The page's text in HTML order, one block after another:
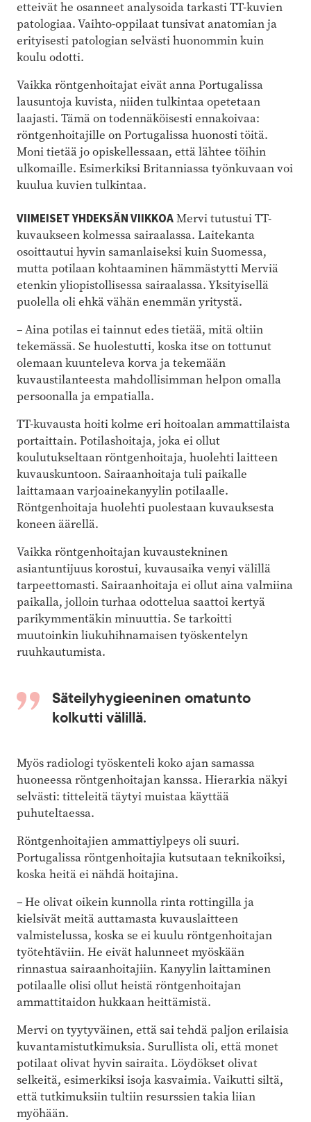
etteivät he osanneet analysoida tarkasti TT-kuvien
patologiaa. Vaihto-oppilaat tunsivat anatomian ja
erityisesti patologian selvästi huonommin kuin
koulu odotti.
Vaikka röntgenhoitajat eivät anna Portugalissa
lausuntoja kuvista, niiden tulkintaa opetetaan
laajasti. Tämä on todennäköisesti ennakoivaa:
röntgenhoitajille on Portugalissa huonosti töitä.
Moni tietää jo opiskellessaan, että lähtee töihin
ulkomaille. Esimerkiksi Britanniassa työnkuvaan voi
kuulua kuvien tulkintaa.
VIIMEISET YHDEKSÄN VIIKKOAMervi tutustui TT-
kuvaukseen kolmessa sairaalassa. Laitekanta
osoittautui hyvin samanlaiseksi kuin Suomessa,
mutta potilaan kohtaaminen hämmästytti Merviä
etenkin yliopistollisessa sairaalassa. Yksityisellä
puolella oli ehkä vähän enemmän yritystä.
– Aina potilas ei tainnut edes tietää, mitä oltiin
tekemässä. Se huolestutti, koska itse on tottunut
olemaan kuunteleva korva ja tekemään
kuvaustilanteesta mahdollisimman helpon omalla
persoonalla ja empatialla.
TT-kuvausta hoiti kolme eri hoitoalan ammattilaista
portaittain. Potilashoitaja, joka ei ollut
koulutukseltaan röntgenhoitaja, huolehti laitteen
kuvauskuntoon. Sairaanhoitaja tuli paikalle
laittamaan varjoainekanyylin potilaalle.
Röntgenhoitaja huolehti puolestaan kuvauksesta
koneen äärellä.
Vaikka röntgenhoitajan kuvaustekninen
asiantuntijuus korostui, kuvausaika venyi välillä
tarpeettomasti. Sairaanhoitaja ei ollut aina valmiina
paikalla, jolloin turhaa odottelua saattoi kertyä
parikymmentäkin minuuttia. Se tarkoitti
muutoinkin liukuhihnamaisen työskentelyn
ruuhkautumista.
Säteilyhygieeninen omatunto
kolkutti välillä.
Myös radiologi työskenteli koko ajan samassa
huoneessa röntgenhoitajan kanssa. Hierarkia näkyi
selvästi: titteleitä täytyi muistaa käyttää
puhuteltaessa.
Röntgenhoitajien ammattiylpeys oli suuri.
Portugalissa röntgenhoitajia kutsutaan teknikoiksi,
koska heitä ei nähdä hoitajina.
– He olivat oikein kunnolla rinta rottingilla ja
kielsivät meitä auttamasta kuvauslaitteen
valmistelussa, koska se ei kuulu röntgenhoitajan
työtehtäviin. He eivät halunneet myöskään
rinnastua sairaanhoitajiin. Kanyylin laittaminen
potilaalle olisi ollut heistä röntgenhoitajan
ammattitaidon hukkaan heittämistä.
Mervi on tyytyväinen, että sai tehdä paljon erilaisia
kuvantamistutkimuksia. Surullista oli, että monet
potilaat olivat hyvin sairaita. Löydökset olivat
selkeitä, esimerkiksi isoja kasvaimia. Vaikutti siltä,
että tutkimuksiin tultiin resurssien takia liian
myöhään.